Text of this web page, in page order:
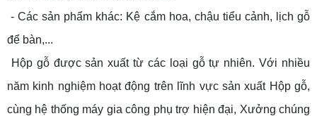
- Các sản phẩm khác: Kệ cắm hoa, chậu tiểu cảnh, lịch gỗ
để bàn,...
Hộp gỗ được sản xuất từ các loại gỗ tự nhiên. Với nhiều
năm kinh nghiệm hoạt động trên lĩnh vực sản xuất Hộp gỗ,
cùng hệ thống máy gia công phụ trợ hiện đại, Xưởng chúng